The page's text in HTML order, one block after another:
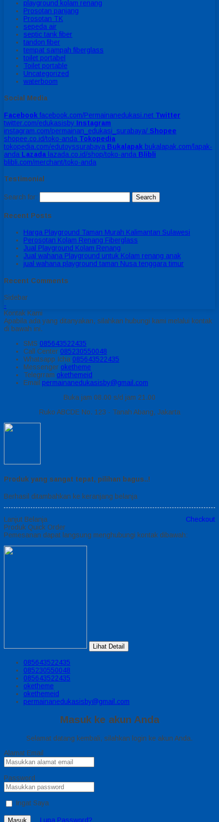
playground kolam renang
Prosotan panjang
Prosotan TK
sepeda air
septic tank fiber
tandon fiber
tempat sampah fiberglass
toilet portabel
Toilet portable
Uncategorized
waterboom
Social Media
Facebook facebook.com/Permainanedukasi.net Twitter
twitter.com/edukasisby Instagram
instagram.com/permainan_edukasi_surabaya/ Shopee
shopee.co.id/toko-anda Tokopedia
tokopedia.com/edutoyssurabaya Bukalapak bukalapak.com/lapak-
anda Lazada lazada.co.id/shop/toko-anda Blibli
blibli.com/merchant/toko-anda
Testimonial
Search for:
Recent Posts
Harga Playground Taman Murah Kalimantan Sulawesi
Perosotan Kolam Renang Fiberglass
Jual Playground Kolam Renang
Jual wahana Playground untuk Kolam renang anak
jual wahana playground taman Nusa tenggara timur
Recent Comments
Sidebar
-
Kontak Kami
Apabila ada yang ditanyakan, silahkan hubungi kami melalui kontak
di bawah ini.
SMS 085643522435
Call Center 085230550048
Whatsapp Icha 085643522435
Messenger oketheme
Telegrram okethemeid
Email permainanedukasisby@gmail.com
Buka jam 08.00 s/d jam 21.00
Ruko ABCDE No. 123 - Tanah Abang, Jakarta
Produk yang sangat tepat, pilihan bagus..!
Berhasil ditambahkan ke keranjang belanja
Lanjut Belanja
Checkout
Produk Quick Order
Pemesanan dapat langsung menghubungi kontak dibawah:
Lihat Detail
085643522435
085230550048
085643522435
oketheme
okethemeid
permainanedukasisby@gmail.com
Masuk ke akun Anda
Selamat datang kembali, silahkan login ke akun Anda.
Alamat Email
Password
Ingat Saya
Masuk Lupa Password?